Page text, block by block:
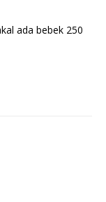
ada bebek 250